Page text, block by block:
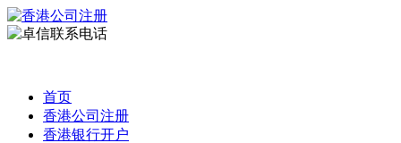
首页
香港公司注册
香港银行开户